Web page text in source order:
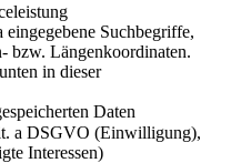
Suchbegriffe,
bzw. Längenkoordinaten.
in dieser
Daten
a DSGVO (Einwilligung),
Interessen)